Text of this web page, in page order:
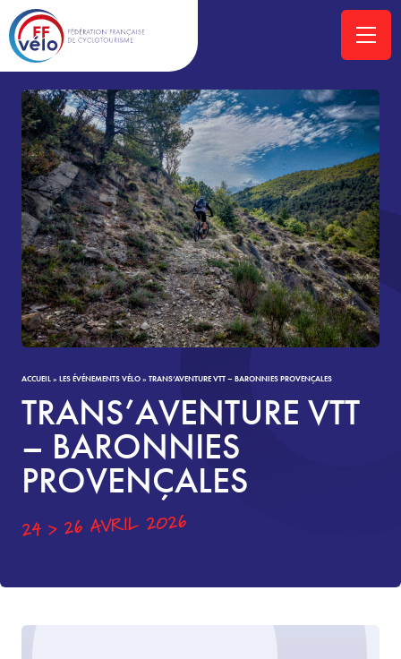
ACCUEIL» LES ÉVÉNEMENTS VÉLO» TRANS’AVENTURE VTT – BARONNIES PROVENÇALES
TRANS’AVENTURE VTT
– BARONNIES
PROVENÇALES
24 > 26 AVRIL 2026